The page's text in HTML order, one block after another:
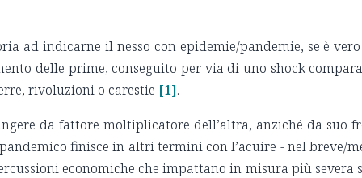
ad indicarne il nesso con epidemie/pandemie, se è
delle prime, conseguito per via di uno shock
rivoluzioni o carestie [1].
da fattore moltiplicatore dell’altra, anziché da suo
finisce in altri termini con l’acuire - nel breve/
economiche che impattano in misura più severa